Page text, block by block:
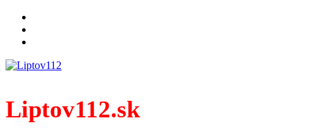
Liptov112.sk